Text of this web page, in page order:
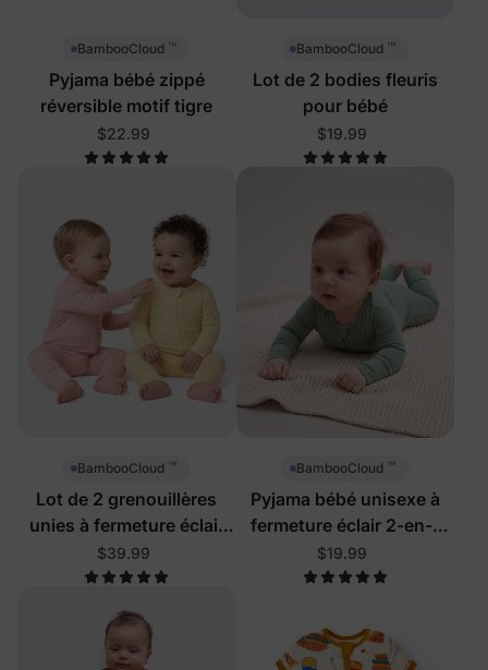
BambooCloud ™
Pyjama bébé zippé
réversible motif tigre
$22.99
BambooCloud ™
Lot de 2 bodies fleuris
pour bébé
$19.99
BambooCloud ™
Lot de 2 grenouillères
unies à fermeture éclair
bidirectionnelle pour bébé
$39.99
BambooCloud ™
Pyjama bébé unisexe à
fermeture éclair 2-en-1
avec pieds
$19.99